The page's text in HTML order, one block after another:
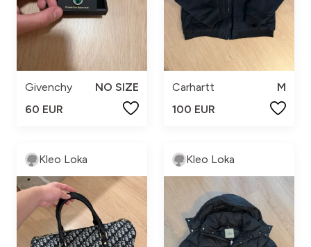
Givenchy
NO SIZE
60 EUR
Carhartt
M
100 EUR
Kleo Loka Kleo Loka